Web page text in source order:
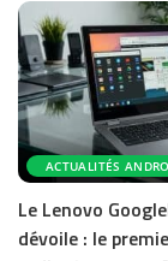
ACTUALITÉS
Le Lenovo
dévoile : le